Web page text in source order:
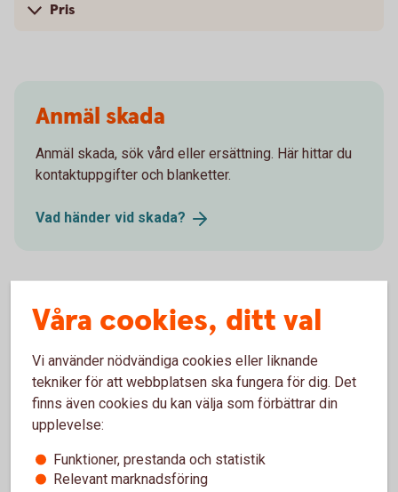
Pris
Anmäl skada
Anmäl skada, sök vård eller ersättning. Här hittar du
kontaktuppgifter och blanketter.
Vad händer vid skada?
Försäkringsgivare
Folksam ömsesidig sakförsäkring
Välj innehåll i pensionsplanen
Våra cookies, ditt val
Vi använder nödvändiga cookies eller liknande
tekniker för att webbplatsen ska fungera för dig. Det
finns även cookies du kan välja som förbättrar din
upplevelse:
Funktioner, prestanda och statistik
Relevant marknadsföring